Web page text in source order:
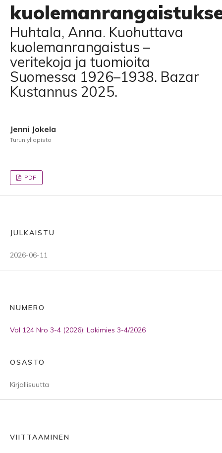
Huhtala, Anna. Kuohuttava
kuolemanrangaistus –
veritekoja ja tuomioita
Suomessa 1926–1938. Bazar
Kustannus 2025.
Jenni Jokela
Turun yliopisto
PDF
JULKAISTU
2026-06-11
NUMERO
Vol 124 Nro 3-4 (2026): Lakimies 3-4/2026
OSASTO
Kirjallisuutta
VIITTAAMINEN